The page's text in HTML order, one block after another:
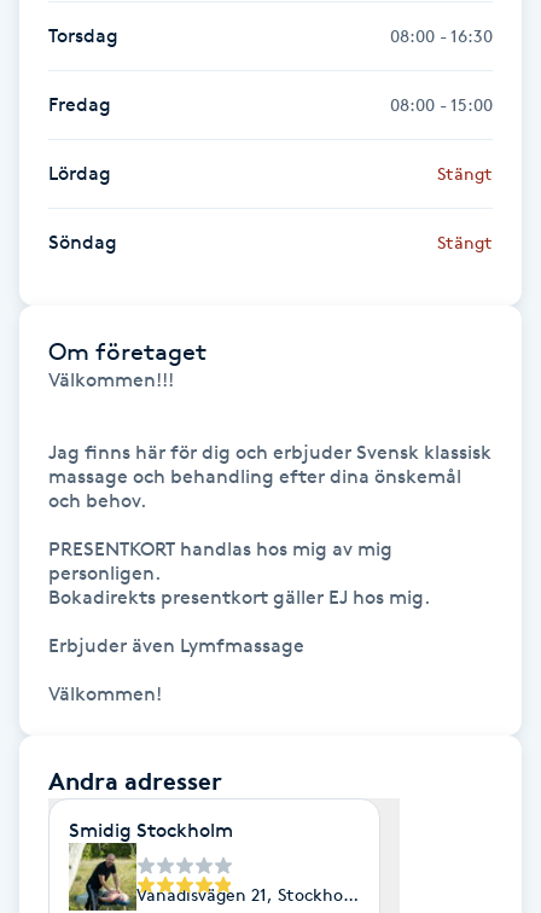
Friskvård
Friskvårdsmassage
Frisör
Funktionsanalys
Föning
Gel naglar
Gelenaglar
Gellack med förstärkning
Gravidyoga
Gruppträning
Torsdag 08:00 - 16:30
Fredag 08:00 - 15:00
Lördag Stängt
Söndag Stängt
Om företaget
Välkommen!!!
Jag finns här för dig och erbjuder Svensk klassisk
massage och behandling efter dina önskemål
och behov.
PRESENTKORT handlas hos mig av mig
personligen.
Bokadirekts presentkort gäller EJ hos mig.
Erbjuder även Lymfmassage
Välkommen!
Andra adresser
Smidig Stockholm
Vanadisvägen 21, Stockholm